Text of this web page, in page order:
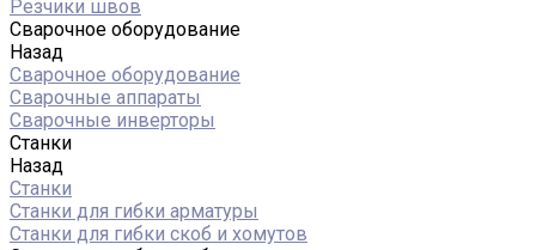
Резчики швов
Сварочное оборудование
Назад
Сварочное оборудование
Сварочные аппараты
Сварочные инверторы
Станки
Назад
Станки
Станки для гибки арматуры
Станки для гибки скоб и хомутов